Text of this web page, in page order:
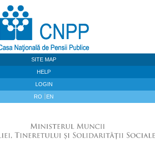
SITE MAP
HELP
LOGIN
RO EN